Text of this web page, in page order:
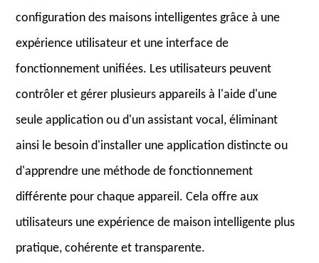
configuration des maisons intelligentes grâce à une
expérience utilisateur et une interface de
fonctionnement unifiées. Les utilisateurs peuvent
contrôler et gérer plusieurs appareils à l'aide d'une
seule application ou d'un assistant vocal, éliminant
ainsi le besoin d'installer une application distincte ou
d'apprendre une méthode de fonctionnement
différente pour chaque appareil. Cela offre aux
utilisateurs une expérience de maison intelligente plus
pratique, cohérente et transparente.